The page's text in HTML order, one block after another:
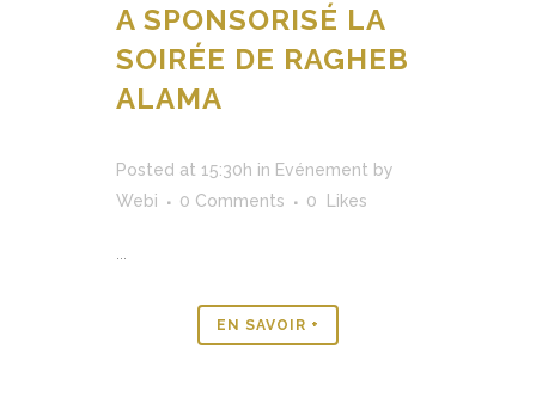
A SPONSORISÉ LA
SOIRÉE DE RAGHEB
ALAMA
Posted at 15:30h in Evénement by
Webi
0 Comments 0 Likes
...
EN SAVOIR +